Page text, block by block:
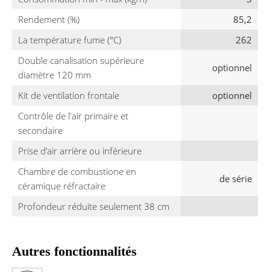
Rendement (%)
85,2
La température fume (°C)
262
Double canalisation supérieure
diamètre 120 mm
optionnel
Kit de ventilation frontale
optionnel
Contrôle de l'air primaire et
secondaire
Prise d’air arrière ou inférieure
Chambre de combustione en
céramique réfractaire
de série
Profondeur réduite seulement 38 cm
Autres fonctionnalités